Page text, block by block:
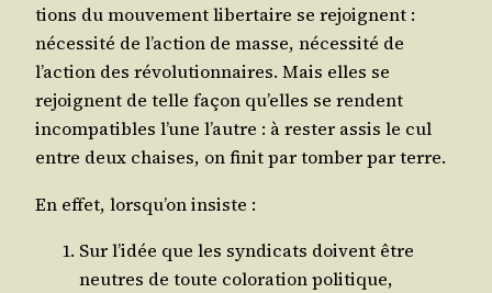
tions du mou­ve­ment liber­taire se rejoignent :
néces­si­té de l’action de masse, néces­si­té de
l’action des révo­lu­tion­naires. Mais elles se
rejoignent de telle façon qu’elles se rendent
incom­pa­tibles l’une l’autre : à res­ter assis le cul
entre deux chaises, on finit par tom­ber par terre.
En effet, lorsqu’on insiste :
Sur l’idée que les syn­di­cats doivent être
neutres de toute colo­ra­tion poli­tique,